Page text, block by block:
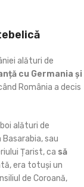
alături de
cu Germania și
România a decis
alături de
sau
Țarist, ca să
era totuși un
de Coroană,